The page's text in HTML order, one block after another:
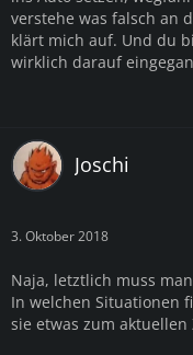
verstehe was falsch an
klärt mich auf. Und du
wirklich darauf
Joschi
3. Oktober 2018
Naja, letztlich muss
In welchen Situationen
sie etwas zum aktuellen